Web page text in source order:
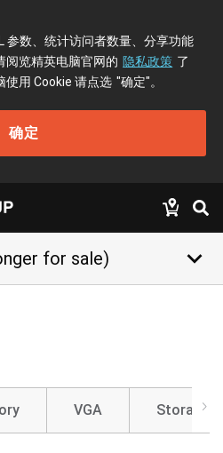
参数、统计访问者数量、分享功能
阅览精英电脑官网的 隐私政策 了
使用 Cookie 请点选 "确定"。
确定
for sale) keyboard_arrow_down
VGA Storage